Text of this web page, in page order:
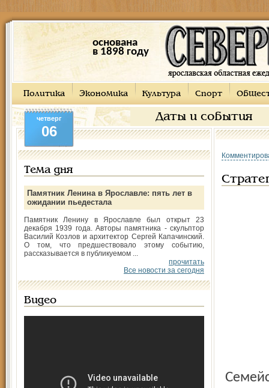
основана
в 1898 году
Политика Экономика Культура Спорт
Даты и события
четверг
06
Тема дня
Памятник Ленина в Ярославле: пять лет в
ожидании пьедестала
Памятник Ленину в Ярославле был открыт 23
декабря 1939 года. Авторы памятника - скульптор
Василий Козлов и архитектор Сергей Капачинский.
О том, что предшествовало этому событию,
рассказывается в публикуемом ...
прочитать
Все новости за сегодня
Видео
Семейство региональных самолетов RRJ (Russian Regional